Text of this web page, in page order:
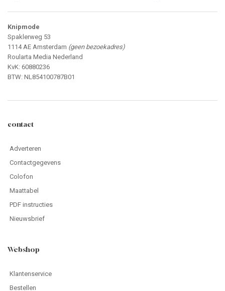
Knipmode
Spaklerweg 53
1114 AE Amsterdam (geen bezoekadres)
Roularta Media Nederland
KvK: 60880236
BTW: NL854100787B01
contact
Adverteren
Contactgegevens
Colofon
Maattabel
PDF instructies
Nieuwsbrief
Webshop
Klantenservice
Bestellen